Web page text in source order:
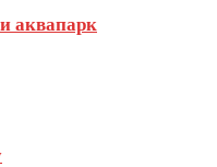
аквапарк